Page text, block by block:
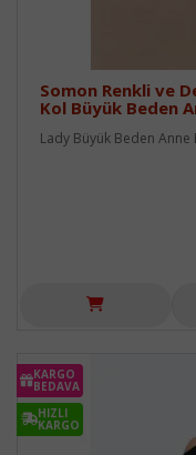
Somon Renkli ve
Kol Büyük Beden
Lady Büyük Beden Anne
KARGO
BEDAVA
HIZLI
KARGO